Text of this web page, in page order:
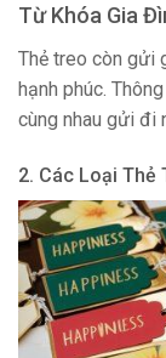
Từ Khóa Gia
Thẻ treo còn gửi
hạnh phúc.
cùng nhau gửi đi
2. Các Loại Thẻ